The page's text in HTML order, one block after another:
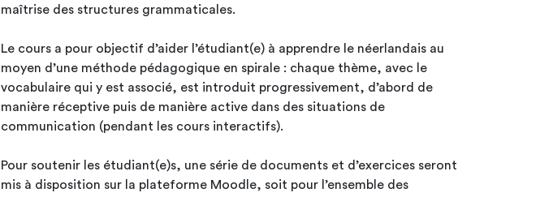
maîtrise des structures grammaticales.
Le cours a pour objectif d’aider l’étudiant(e) à apprendre le néerlandais au
moyen d’une méthode pédagogique en spirale : chaque thème, avec le
vocabulaire qui y est associé, est introduit progressivement, d’abord de
manière réceptive puis de manière active dans des situations de
communication (pendant les cours interactifs).
Pour soutenir les étudiant(e)s, une série de documents et d’exercices seront
mis à disposition sur la plateforme Moodle, soit pour l’ensemble des